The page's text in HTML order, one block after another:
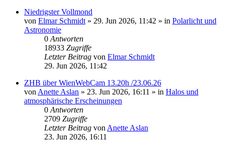
Niedrigster Vollmond
von Elmar Schmidt » 29. Jun 2026, 11:42 » in Polarlicht und
Astronomie
0 Antworten
18933 Zugriffe
Letzter Beitrag von Elmar Schmidt
29. Jun 2026, 11:42
ZHB über WienWebCam 13.20h /23.06.26
von Anette Aslan » 23. Jun 2026, 16:11 » in Halos und
atmosphärische Erscheinungen
0 Antworten
2709 Zugriffe
Letzter Beitrag von Anette Aslan
23. Jun 2026, 16:11